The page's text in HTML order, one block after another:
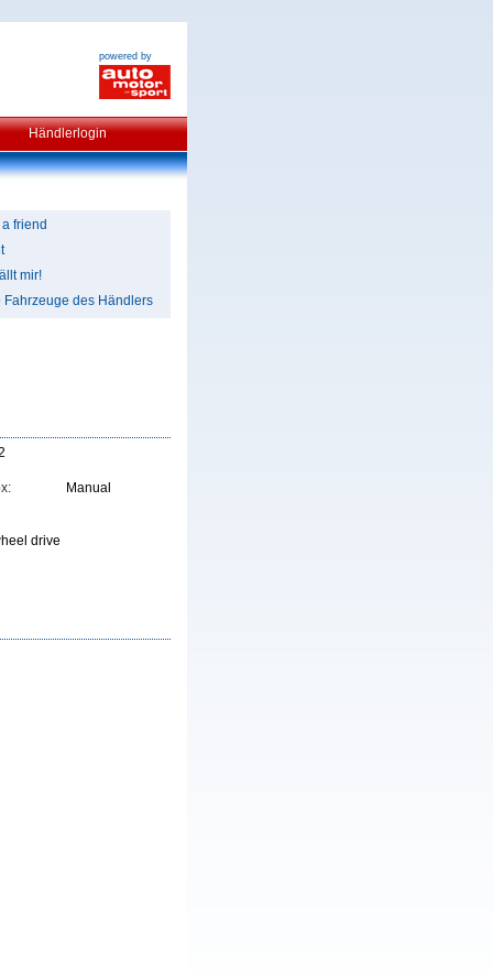
powered by
Händlerlogin
friend
mir!
Fahrzeuge des Händlers
Manual
drive